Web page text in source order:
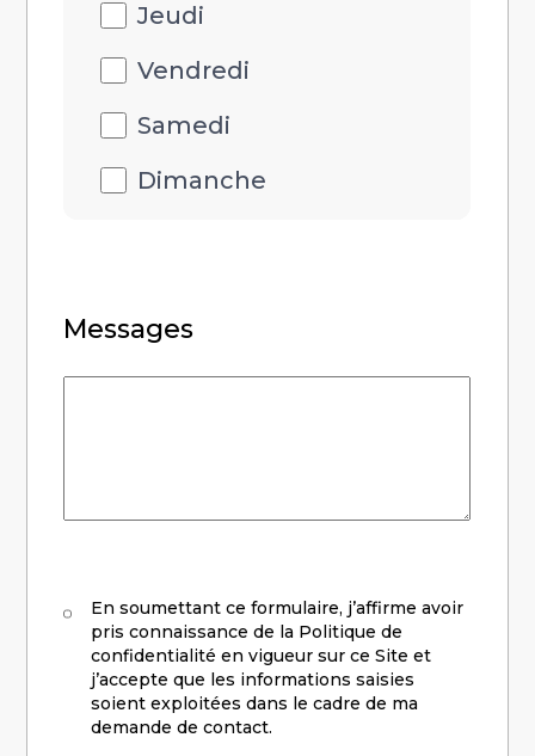
Jeudi
Vendredi
Samedi
Dimanche
Messages
En soumettant ce formulaire, j’affirme avoir
pris connaissance de la Politique de
confidentialité en vigueur sur ce Site et
j’accepte que les informations saisies
soient exploitées dans le cadre de ma
demande de contact.